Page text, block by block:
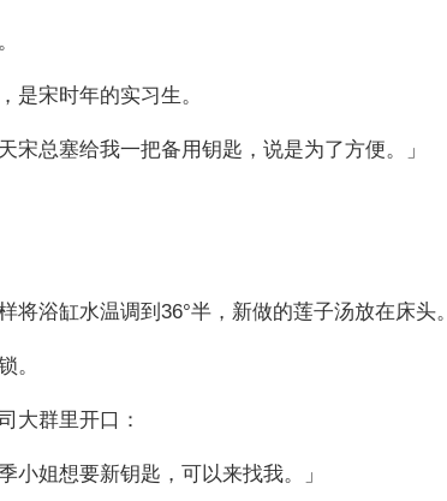
是宋时年的实习生。
宋总塞给我一把备用钥匙，说是为了方便。」
将浴缸水温调到36°半，新做的莲子汤放在床头。
。
大群里开口：
小姐想要新钥匙，可以来找我。」